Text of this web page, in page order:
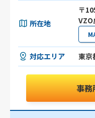
所在地
〒
VZO
対応エリア 東京
事務